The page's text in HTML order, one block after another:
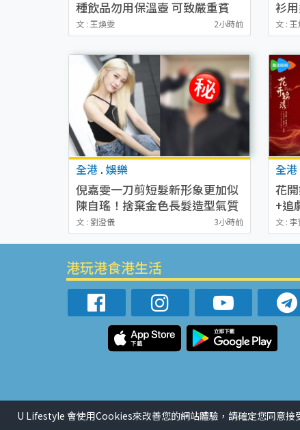
種飲品勿用保溫壺 可致嚴重貧
血/損肝腎功能/失智
文 : 王煥雯 2小時前
衫
專
衫
文 :
全港 . 娛樂
倪嘉雯一刀剪短髮新形象更加似
陳自瑤！捨棄金色長髮造型氣質
大變超驚喜
文 : 劉澄儀 3小時前
全港
花
+追
恩
文 :
港玩港食港生活
U Lifestyle 會使用Cookies來改善您的網站體驗，請確定您同意接